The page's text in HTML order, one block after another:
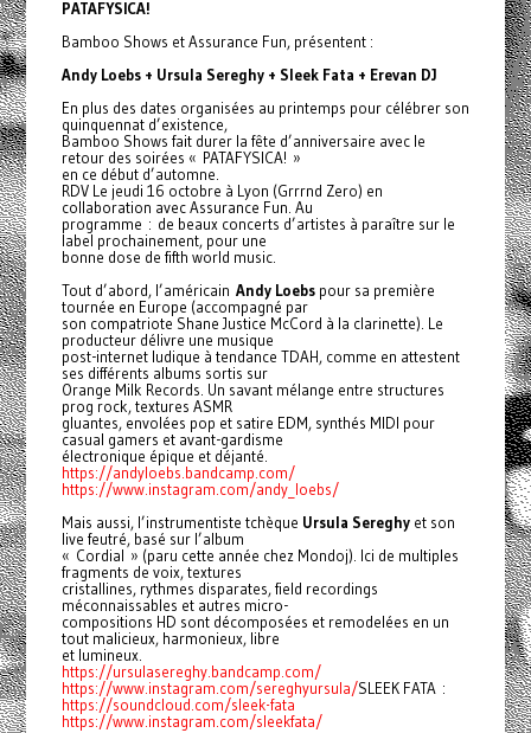
PATAFYSICA!
Bamboo Shows et Assurance Fun, présentent :
Andy Loebs + Ursula Sereghy + Sleek Fata + Erevan DJ
En plus des dates organisées au printemps pour célébrer son
quinquennat d’existence,
Bamboo Shows fait durer la fête d’anniversaire avec le
retour des soirées « PATAFYSICA! »
en ce début d’automne.
RDV Le jeudi 16 octobre à Lyon (Grrrnd Zero) en
collaboration avec Assurance Fun. Au
programme : de beaux concerts d’artistes à paraître sur le
label prochainement, pour une
bonne dose de fifth world music.
Tout d’abord, l’américain Andy Loebspour sa première
tournée en Europe (accompagné par
son compatriote Shane Justice McCord à la clarinette). Le
producteur délivre une musique
post-internet ludique à tendance TDAH, comme en attestent
ses différents albums sortis sur
Orange Milk Records. Un savant mélange entre structures
prog rock, textures ASMR
gluantes, envolées pop et satire EDM, synthés MIDI pour
casual gamers et avant-gardisme
électronique épique et déjanté.
https://andyloebs.bandcamp.com/
https://www.instagram.com/andy_loebs/
Mais aussi, l’instrumentiste tchèque Ursula Sereghyet son
live feutré, basé sur l’album
« Cordial » (paru cette année chez Mondoj). Ici de multiples
fragments de voix, textures
cristallines, rythmes disparates, field recordings
méconnaissables et autres micro-
compositions HD sont décomposées et remodelées en un
tout malicieux, harmonieux, libre
et lumineux.
https://ursulasereghy.bandcamp.com/
https://www.instagram.com/sereghyursula/SLEEK FATA :
https://soundcloud.com/sleek-fata
https://www.instagram.com/sleekfata/